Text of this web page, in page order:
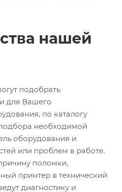
нашей
подобрать
для Вашего
по каталогу
необходимой
оборудования и
или проблем в работе.
поломки,
принтер в технический
диагностику и